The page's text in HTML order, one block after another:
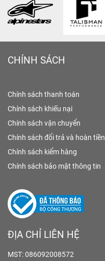
CHÍNH SÁCH
Chính sách thanh toán
Chính sách khiếu nại
Chính sách vận chuyển
Chính sách đổi trả và hoàn tiền
Chính sách kiểm hàng
Chính sách bảo mật thông tin
ĐỊA CHỈ LIÊN HỆ
MST: 086092008572